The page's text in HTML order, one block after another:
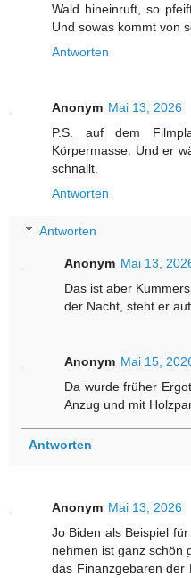
Wald hineinruft, so
Und sowas kommt von
Antworten
Anonym Mai 13, 2026
P.S. auf dem
Körpermasse. Und er
schnallt.
Antworten
Antworten
Anonym Mai 13,
Das ist aber
der Nacht, steht er
Anonym Mai 15,
Da wurde früher
Anzug und mit
Antworten
Anonym Mai 13, 2026
Jo Biden als Beispiel
nehmen ist ganz schön
das Finanzgebaren der